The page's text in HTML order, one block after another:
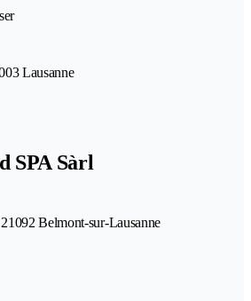
Lausanne
SPA Sàrl
1092 Belmont-sur-Lausanne